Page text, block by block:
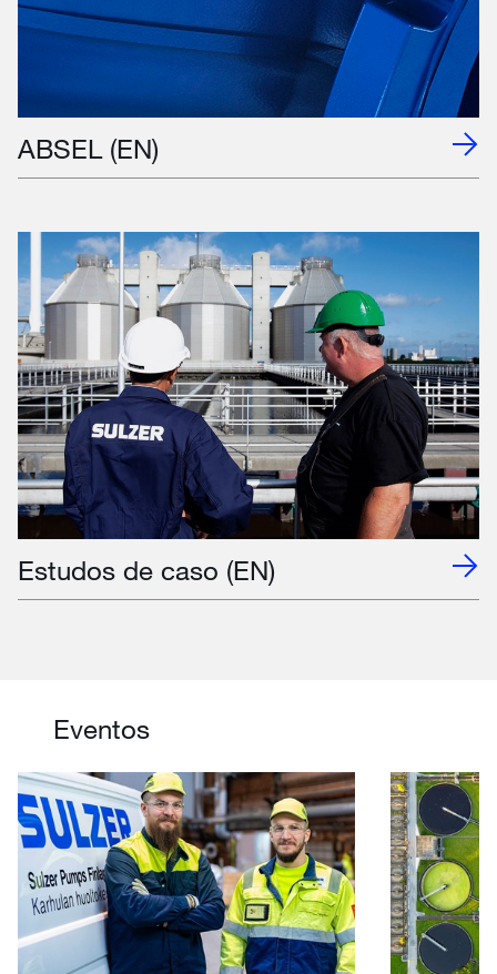
ABSEL (EN)
Estudos de caso (EN)
Eventos